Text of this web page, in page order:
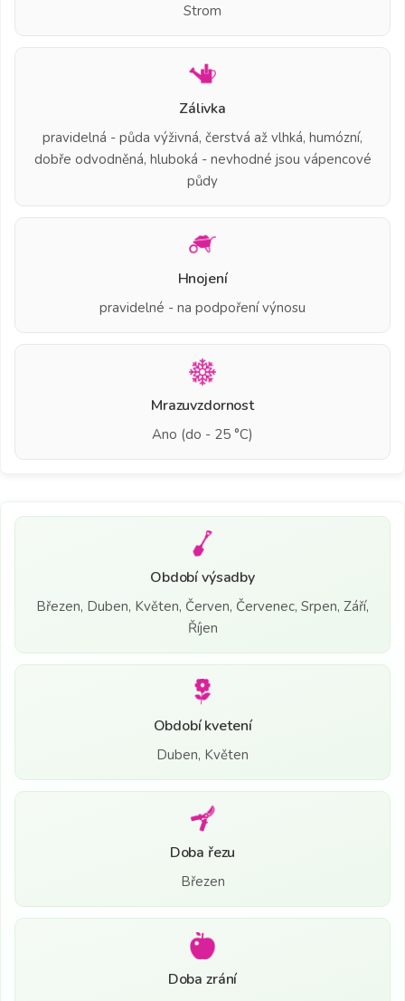
Strom
Zálivka
pravidelná - půda výživná, čerstvá až vlhká, humózní,
dobře odvodněná, hluboká - nevhodné jsou vápencové
půdy
Hnojení
pravidelné - na podpoření výnosu
Mrazuvzdornost
Ano (do - 25 °C)
Období výsadby
Březen, Duben, Květen, Červen, Červenec, Srpen, Září,
Říjen
Období kvetení
Duben, Květen
Doba řezu
Březen
Doba zrání